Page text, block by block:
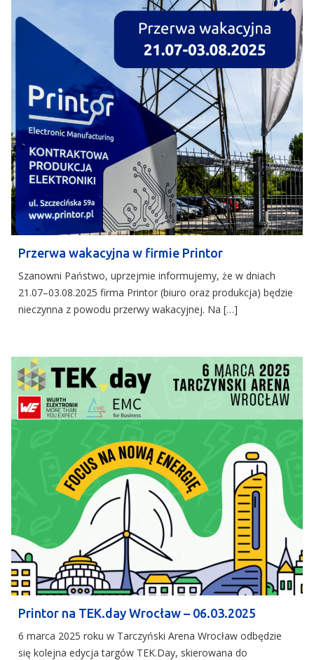
Przerwa wakacyjna w firmie Printor
Szanowni Państwo, uprzejmie informujemy, że w dniach
21.07–03.08.2025 firma Printor (biuro oraz produkcja) będzie
nieczynna z powodu przerwy wakacyjnej. Na […]
Printor na TEK.day Wrocław – 06.03.2025
6 marca 2025 roku w Tarczyński Arena Wrocław odbędzie
się kolejna edycja targów TEK.Day, skierowana do